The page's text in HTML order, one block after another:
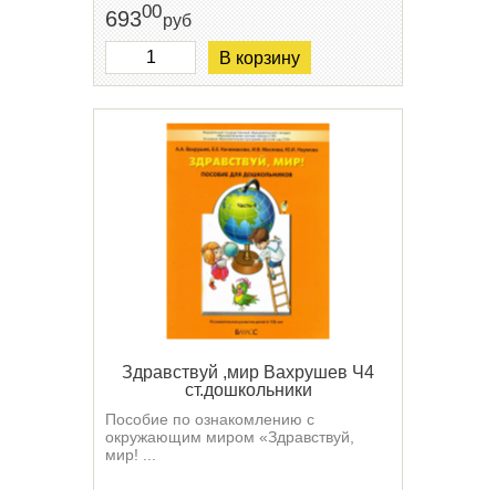
69300руб
В корзину
Здравствуй ,мир Вахрушев Ч4
ст.дошкольники
Пособие по ознакомлению с
окружающим миром «Здравствуй,
мир! ...